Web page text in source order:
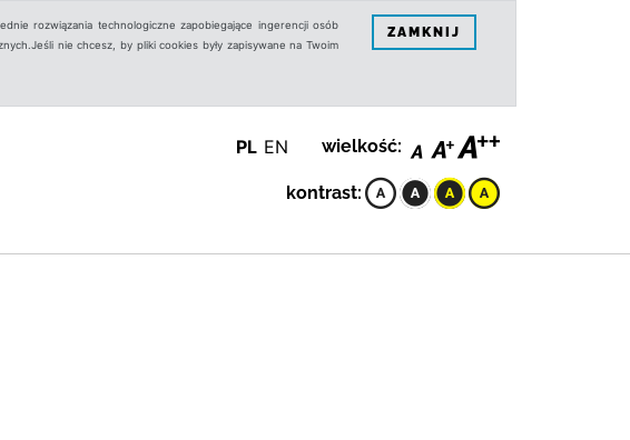
rozwiązania technologiczne zapobiegające ingerencji osób
nie chcesz, by pliki cookies były zapisywane na Twoim
ZAMKNIJ
PL EN wielkość:
kontrast: